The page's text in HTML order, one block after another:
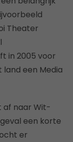
Theater
in 2005 voor
een Media
af naar Wit-
een korte
er